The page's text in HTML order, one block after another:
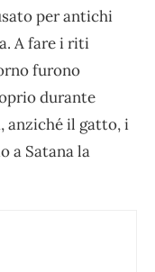
per antichi
A fare i riti
furono
durante
anziché il gatto, i
a Satana la